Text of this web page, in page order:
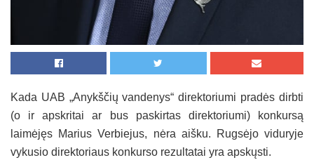
Kada UAB „Anykščių vandenys“ direktoriumi pradės dirbti
(o ir apskritai ar bus paskirtas direktoriumi) konkursą
laimėjęs Marius Verbiejus, nėra aišku. Rugsėjo viduryje
vykusio direktoriaus konkurso rezultatai yra apskųsti.